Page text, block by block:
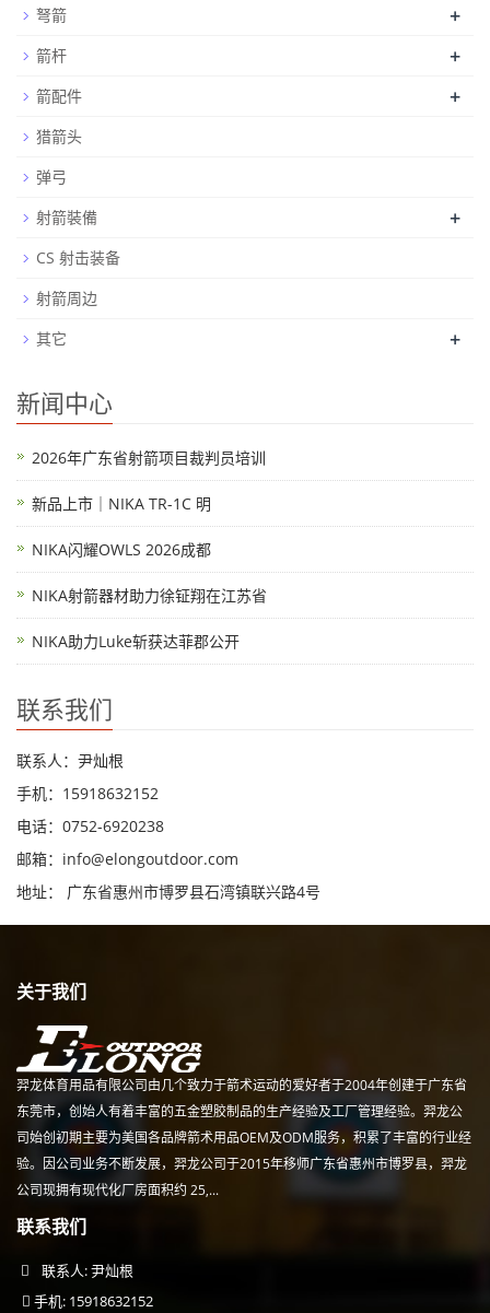
弩箭 +
箭杆 +
箭配件 +
猎箭头
弹弓
射箭裝備
+
CS 射击装备
射箭周边
其它
+
新闻中心
2026年广东省射箭项目裁判员培训
新品上市｜NIKA TR-1C 明
NIKA闪耀OWLS 2026成都
NIKA射箭器材助力徐钲翔在江苏省
NIKA助力Luke斩获达菲郡公开
联系我们
联系人：尹灿根
手机：15918632152
电话：0752-6920238
邮箱： info@elongoutdoor.com
地址： 广东省惠州市博罗县石湾镇联兴路4号
关于我们
羿龙体育用品有限公司由几个致力于箭术运动的爱好者于2004年创建于广东省
东莞市，创始人有着丰富的五金塑胶制品的生产经验及工厂管理经验。羿龙公
司始创初期主要为美国各品牌箭术用品OEM及ODM服务，积累了丰富的行业经
验。因公司业务不断发展，羿龙公司于2015年移师广东省惠州市博罗县，羿龙
公司现拥有现代化厂房面积约 25,...
联系我们
联系人: 尹灿根
手机: 15918632152